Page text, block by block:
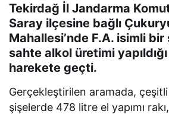
Tekirdağ İl Jandarma
Saray ilçesine bağlı
Mahallesi’nde F.A. isimli bir
sahte alkol üretimi
harekete geçti.
Gerçekleştirilen aramada,
şişelerde 478 litre el yapımı